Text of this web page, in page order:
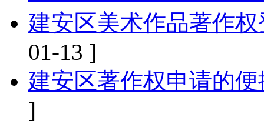
建安区美术作品著作
01-13 ]
建安区著作权申请的
]